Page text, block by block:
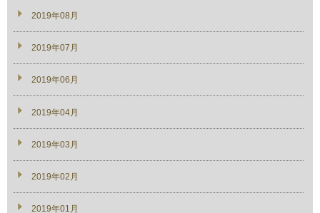
2019年08月
2019年07月
2019年06月
2019年04月
2019年03月
2019年02月
2019年01月